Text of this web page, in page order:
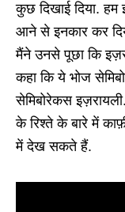
कुछ दिखाई दिया.
आने से इनकार कर
मैंने उनसे पूछा कि
कहा कि ये भोज
सेमिबोरेकस
के रिश्ते के बारे में
में देख सकते हैं.